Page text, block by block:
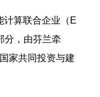
计算联合企业（E
分，由芬兰牵
家共同投资与建